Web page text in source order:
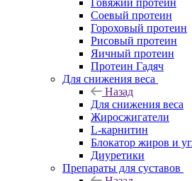
Говяжий протеин
Соевый протеин
Гороховый протеин
Рисовый протеин
Яичный протеин
Протеин Гадяч
Для снижения веса
Назад
Для снижения веса
Жиросжигатели
L-карнитин
Блокатор жиров и
Диуретики
Препараты для суставов